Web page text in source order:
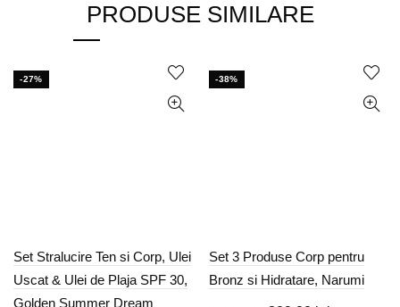
PRODUSE SIMILARE
-27%
Set Stralucire Ten si Corp, Ulei
Uscat & Ulei de Plaja SPF 30,
Golden Summer Dream
-38%
Set 3 Produse Corp pentru
Bronz si Hidratare, Narumi